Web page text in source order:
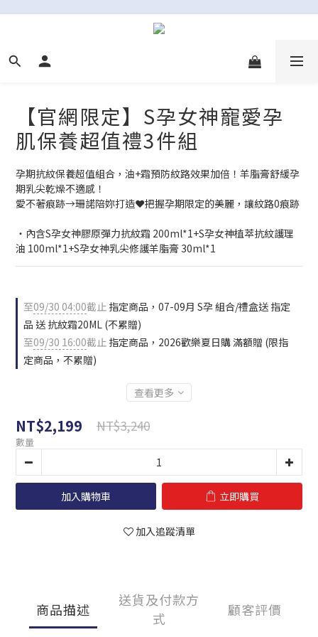
【官網限定】S孕女神寵愛孕
肌保養超值禮3件組
孕期抗紋保養超值組合，油+霜預防紋路效果加倍！羊脂膏舒緩孕
期乳尖乾燥不適感！
愛不著痕跡→珊諾陪妳打造❤把握孕期限定的美麗，讓紋路0痕跡
‧內含S孕女神膠原彈力抗紋霜 200ml*1+S孕女神植萃抗紋護理
油 100ml*1+S孕女神乳尖修護羊脂膏 30ml*1
至09/30 04:00截止 指定商品，07-09月 S孕 組合/禮盒送 指定
品 送 抗紋霜20ML (不累贈)
至09/30 16:00截止 指定商品，2026歡樂夏日購 滿額贈 (限指
定商品，不累贈)
查看更多
NT$2,199 NT$3,240
數量
加入購物車 立即購買
加入追蹤清單
商品描述
送貨及付款方
式
顧客評價